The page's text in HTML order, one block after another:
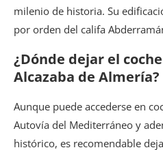
milenio de historia. Su
por orden del califa
¿Dónde dejar el
Alcazaba de Almería?
Aunque puede accederse en
Autovía del Mediterráneo y
histórico, es recomendable